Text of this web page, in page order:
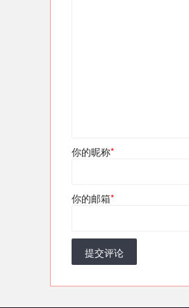
你的昵称*
你的邮箱*
提交评论